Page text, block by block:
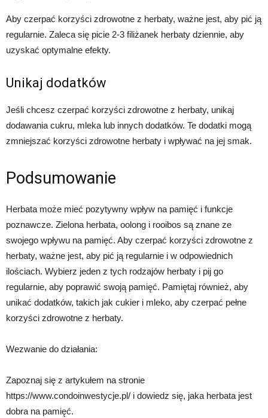
Aby czerpać korzyści zdrowotne z herbaty, ważne jest, aby pić ją
regularnie. Zaleca się picie 2-3 filiżanek herbaty dziennie, aby
uzyskać optymalne efekty.
Unikaj dodatków
Jeśli chcesz czerpać korzyści zdrowotne z herbaty, unikaj
dodawania cukru, mleka lub innych dodatków. Te dodatki mogą
zmniejszać korzyści zdrowotne herbaty i wpływać na jej smak.
Podsumowanie
Herbata może mieć pozytywny wpływ na pamięć i funkcje
poznawcze. Zielona herbata, oolong i rooibos są znane ze
swojego wpływu na pamięć. Aby czerpać korzyści zdrowotne z
herbaty, ważne jest, aby pić ją regularnie i w odpowiednich
ilościach. Wybierz jeden z tych rodzajów herbaty i pij go
regularnie, aby poprawić swoją pamięć. Pamiętaj również, aby
unikać dodatków, takich jak cukier i mleko, aby czerpać pełne
korzyści zdrowotne z herbaty.
Wezwanie do działania:
Zapoznaj się z artykułem na stronie
https://www.condoinwestycje.pl/ i dowiedz się, jaka herbata jest
dobra na pamięć.